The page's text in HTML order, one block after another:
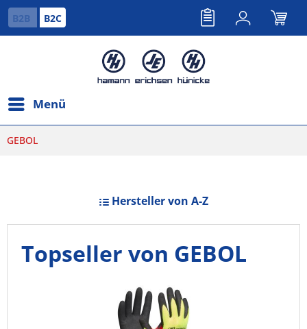
B2B B2C
Menü
GEBOL
Hersteller von A-Z
Topseller von GEBOL